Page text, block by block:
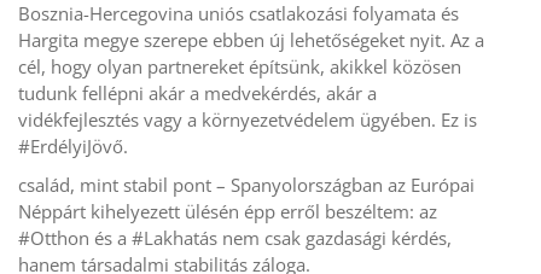
Bosznia-Hercegovina uniós csatlakozási folyamata és
Hargita megye szerepe ebben új lehetőségeket nyit. Az a
cél, hogy olyan partnereket építsünk, akikkel közösen
tudunk fellépni akár a medvekérdés, akár a
vidékfejlesztés vagy a környezetvédelem ügyében. Ez is
#ErdélyiJövő.
család, mint stabil pont – Spanyolországban az Európai
Néppárt kihelyezett ülésén épp erről beszéltem: az
#Otthon és a #Lakhatás nem csak gazdasági kérdés,
hanem társadalmi stabilitás záloga.